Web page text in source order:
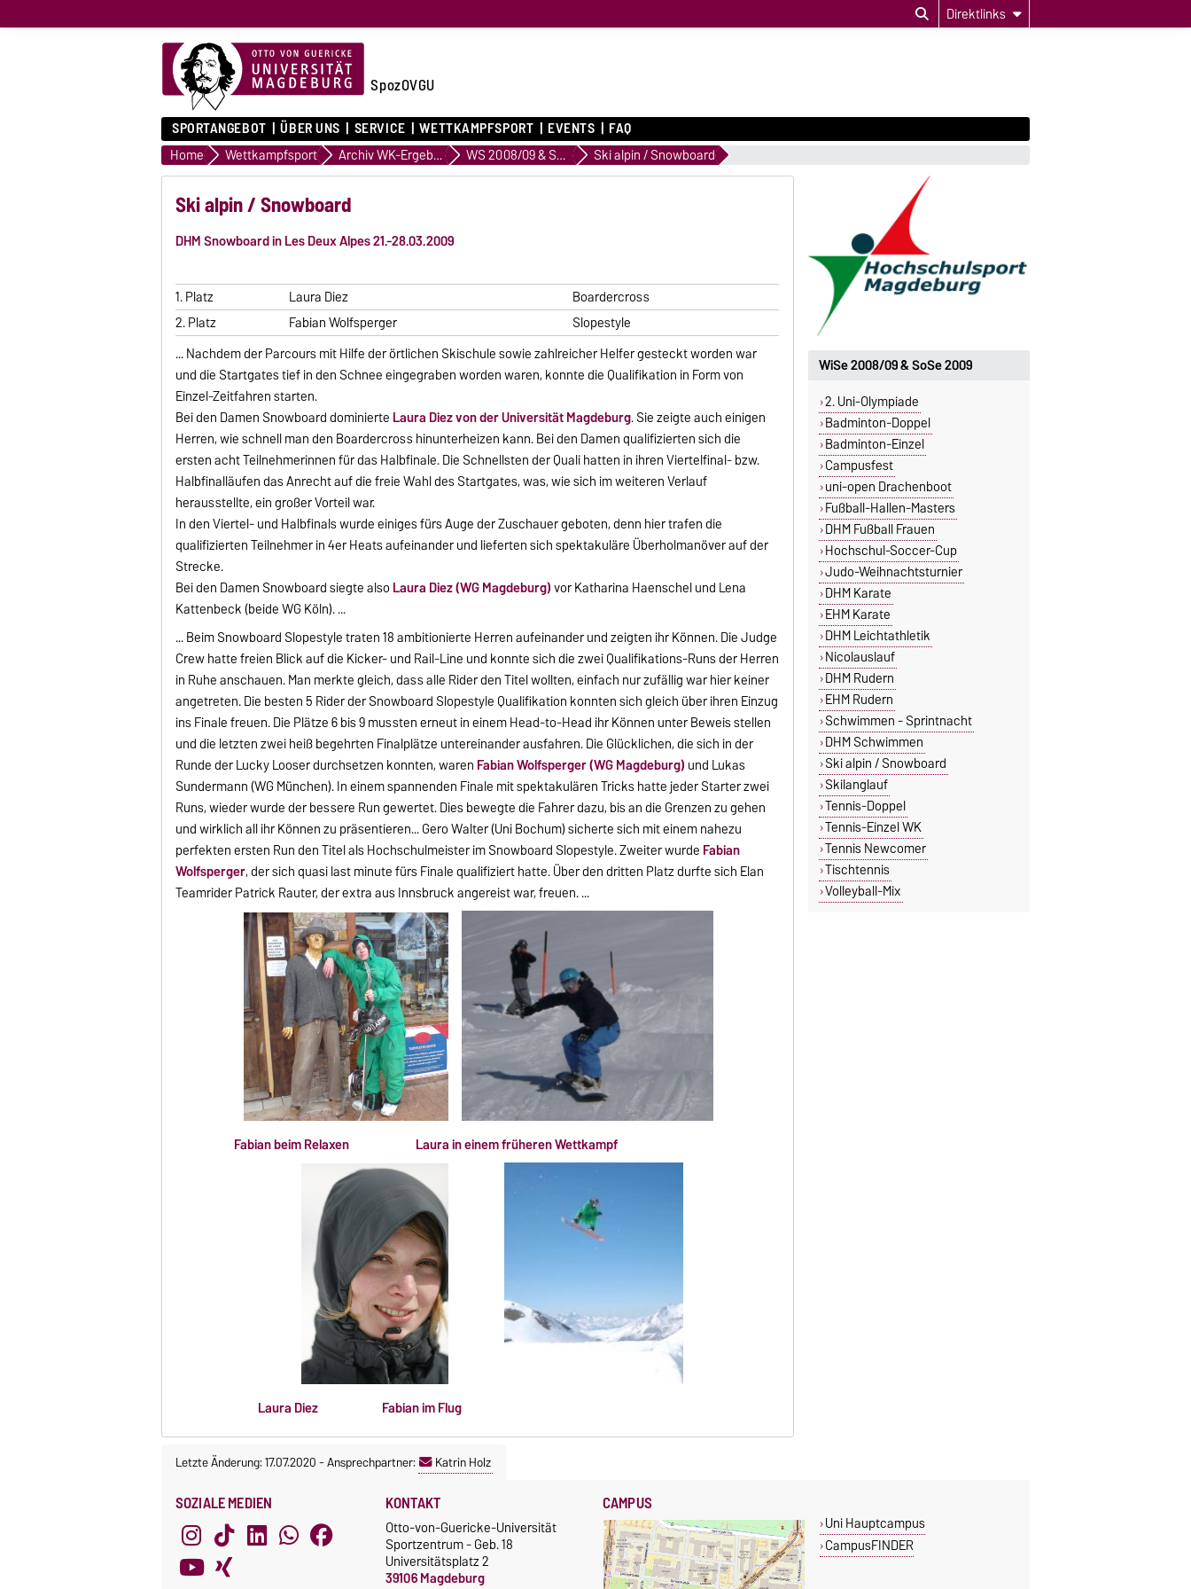
Direktlinks
SpozOVGU
SPORTANGEBOT ÜBER UNS SERVICE WETTKAMPFSPORT EVENTS FAQ
Home Wettkampfsport Archiv WK-Ergebnisse WS 2008/09 & SS 2009 Ski alpin / Snowboard
Ski alpin / Snowboard
DHM Snowboard in Les Deux Alpes 21.-28.03.2009
1. Platz Laura Diez
Boardercross
2. Platz
Fabian Wolfsperger
Slopestyle
... Nachdem der Parcours mit Hilfe der örtlichen Skischule sowie zahlreicher Helfer gesteckt worden war
und die Startgates tief in den Schnee eingegraben worden waren, konnte die Qualifikation in Form von
Einzel-Zeitfahren starten.
Bei den Damen Snowboard dominierte Laura Diez von der Universität Magdeburg. Sie zeigte auch einigen
Herren, wie schnell man den Boardercross hinunterheizen kann. Bei den Damen qualifizierten sich die
ersten acht Teilnehmerinnen für das Halbfinale. Die Schnellsten der Quali hatten in ihren Viertelfinal- bzw.
Halbfinalläufen das Anrecht auf die freie Wahl des Startgates, was, wie sich im weiteren Verlauf
herausstellte, ein großer Vorteil war.
In den Viertel- und Halbfinals wurde einiges fürs Auge der Zuschauer geboten, denn hier trafen die
qualifizierten Teilnehmer in 4er Heats aufeinander und lieferten sich spektakuläre Überholmanöver auf der
Strecke.
Bei den Damen Snowboard siegte also Laura Diez (WG Magdeburg)vor Katharina Haenschel und Lena
Kattenbeck (beide WG Köln). ...
... Beim Snowboard Slopestyle traten 18 ambitionierte Herren aufeinander und zeigten ihr Können. Die Judge
Crew hatte freien Blick auf die Kicker- und Rail-Line und konnte sich die zwei Qualifikations-Runs der Herren
in Ruhe anschauen. Man merkte gleich, dass alle Rider den Titel wollten, einfach nur zufällig war hier keiner
angetreten. Die besten 5 Rider der Snowboard Slopestyle Qualifikation konnten sich gleich über ihren Einzug
ins Finale freuen. Die Plätze 6 bis 9 mussten erneut in einem Head-to-Head ihr Können unter Beweis stellen
und die letzten zwei heiß begehrten Finalplätze untereinander ausfahren. Die Glücklichen, die sich in der
Runde der Lucky Looser durchsetzen konnten, waren Fabian Wolfsperger (WG Magdeburg) und Lukas
Sundermann (WG München). In einem spannenden Finale mit spektakulären Tricks hatte jeder Starter zwei
Runs, wieder wurde der bessere Run gewertet. Dies bewegte die Fahrer dazu, bis an die Grenzen zu gehen
und wirklich all ihr Können zu präsentieren... Gero Walter (Uni Bochum) sicherte sich mit einem nahezu
perfekten ersten Run den Titel als Hochschulmeister im Snowboard Slopestyle. Zweiter wurde Fabian
Wolfsperger, der sich quasi last minute fürs Finale qualifiziert hatte. Über den dritten Platz durfte sich Elan
Teamrider Patrick Rauter, der extra aus Innsbruck angereist war, freuen. ...
Fabian beim Relaxen Laura in einem früheren Wettkampf
Laura Diez Fabian im Flug
WiSe 2008/09 & SoSe 2009
2. Uni-Olympiade
Badminton-Doppel
Badminton-Einzel
Campusfest
uni-open Drachenboot
Fußball-Hallen-Masters
DHM Fußball Frauen
Hochschul-Soccer-Cup
Judo-Weihnachtsturnier
DHM Karate
EHM Karate
DHM Leichtathletik
Nicolauslauf
DHM Rudern
EHM Rudern
Schwimmen - Sprintnacht
DHM Schwimmen
Ski alpin / Snowboard
Skilanglauf
Tennis-Doppel
Tennis-Einzel WK
Tennis Newcomer
Tischtennis
Volleyball-Mix
Letzte Änderung: 17.07.2020-Ansprechpartner: Katrin Holz
SOZIALE MEDIEN KONTAKT
Otto-von-Guericke-Universität
Sportzentrum - Geb. 18
Universitätsplatz 2
39106 Magdeburg
CAMPUS
Uni Hauptcampus
CampusFINDER